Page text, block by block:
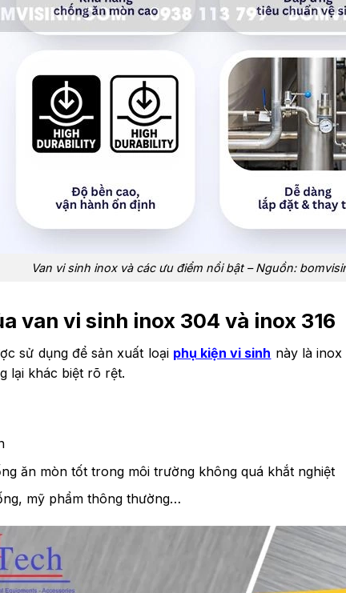
Van vi sinh inox và các ưu điểm nổi bật – Nguồn:
van vi sinh inox 304 và inox 316
sử dụng để sản xuất loại phụ kiện vi sinh này là
lại khác biệt rõ rệt.
ăn mòn tốt trong môi trường không quá khắt nghiệt
mỹ phẩm thông thường…